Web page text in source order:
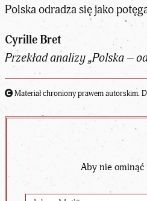
Polska odradza się jako
Cyrille Bret
Przekład analizy „Polska –
Materiał chroniony prawem autorskim.
Aby nie ominąć